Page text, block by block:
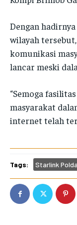
Dengan
wilayah
komunikasi
lancar meski
“Semoga
masyarakat
internet telah
Tags: Starlink